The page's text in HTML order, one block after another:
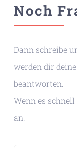
Noch
Dann schreibe
werden dir
beantworten.
Wenn es
an.